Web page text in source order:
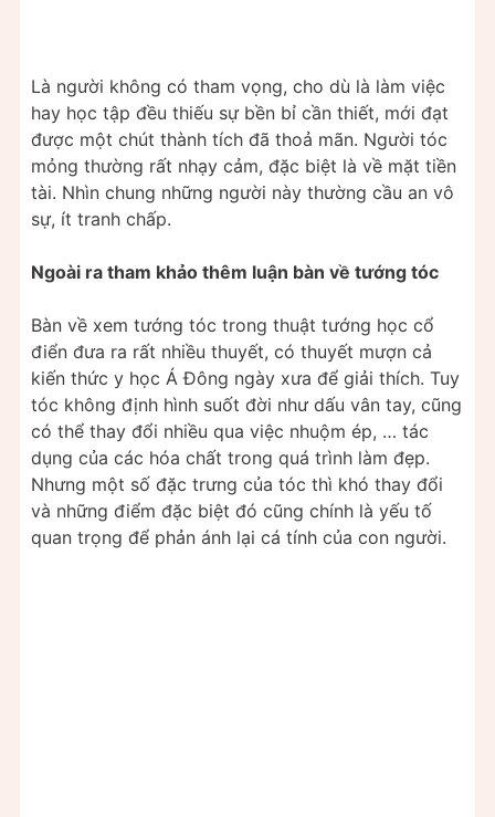
Là người không có tham vọng, cho dù là làm việc
hay học tập đều thiếu sự bền bỉ cần thiết, mới đạt
được một chút thành tích đã thoả mãn. Người tóc
mỏng thường rất nhạy cảm, đặc biệt là về mặt tiền
tài. Nhìn chung những người này thường cầu an vô
sự, ít tranh chấp.
Ngoài ra tham khảo thêm luận bàn về tướng tóc
Bàn về xem tướng tóc trong thuật tướng học cổ
điển đưa ra rất nhiều thuyết, có thuyết mượn cả
kiến thức y học Á Đông ngày xưa để giải thích. Tuy
tóc không định hình suốt đời như dấu vân tay, cũng
có thể thay đổi nhiều qua việc nhuộm ép, … tác
dụng của các hóa chất trong quá trình làm đẹp.
Nhưng một số đặc trưng của tóc thì khó thay đổi
và những điểm đặc biệt đó cũng chính là yếu tố
quan trọng để phản ánh lại cá tính của con người.